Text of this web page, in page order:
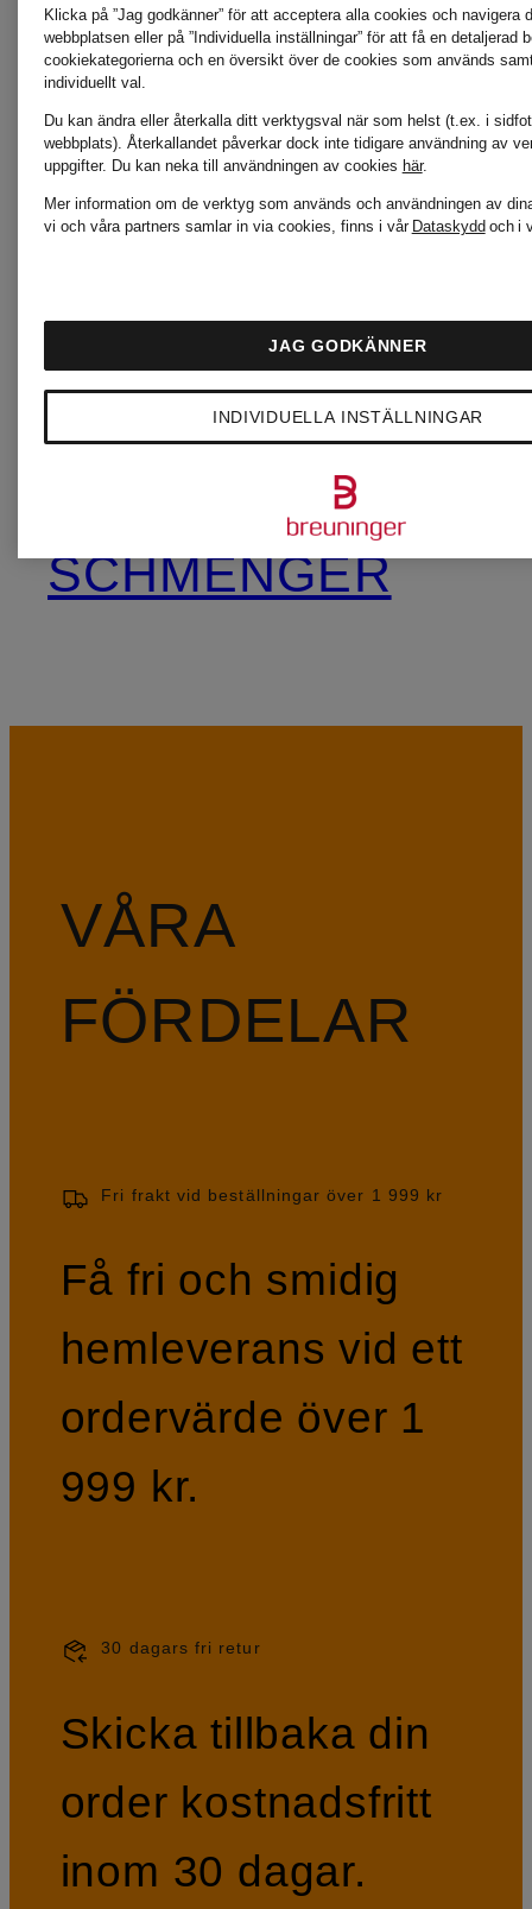
INUIKII
Jellycat
Joseph
Ribkoff
SCHMENGER
PELLE
SKIMS
Smith
& Soul
VÅRA
FÖRDELAR
Fri frakt vid beställningar över 1 999 kr
Få fri och smidig
hemleverans vid ett
ordervärde över 1
999 kr.
30 dagars fri retur
Skicka tillbaka din
order kostnadsfritt
inom 30 dagar.
Klicka på ”Jag godkänner” för att acceptera alla cookies och navigera
webbplatsen eller på ”Individuella inställningar” för att få en detaljerad
cookiekategorierna och en översikt över de cookies som används
individuellt val.
Du kan ändra eller återkalla ditt verktygsval när som helst (t.ex. i
webbplats). Återkallandet påverkar dock inte tidigare användning av
uppgifter. Du kan neka till användningen av cookies här.
Mer information om de verktyg som används och användningen av
vi och våra partners samlar in via cookies, finns i vår Dataskydd och i
INDIVIDUELLA INSTÄLLNINGAR
JAG GODKÄNNER